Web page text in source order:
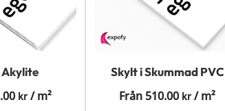
Akylite
kr/m²
Skylt i Skummad PVC
Från 510.00 kr/m²